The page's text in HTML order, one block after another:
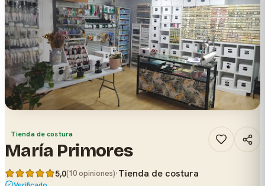
Tienda de costura
María Primores
5,0(10 opiniones)·Tienda de costura